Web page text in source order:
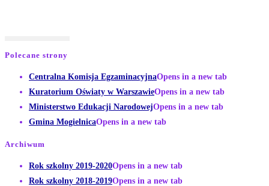
Polecane strony
Centralna Komisja EgzaminacyjnaOpens in a new tab
Kuratorium Oświaty w WarszawieOpens in a new tab
Ministerstwo Edukacji NarodowejOpens in a new tab
Gmina MogielnicaOpens in a new tab
Archiwum
Rok szkolny 2019-2020Opens in a new tab
Rok szkolny 2018-2019Opens in a new tab